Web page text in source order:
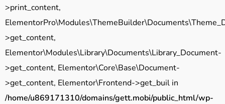
>print_content,
>get_content,
Elementor\Modules\Library\Documents\Library_Document-
>get_content, Elementor\Core\Base\Document-
>get_content, Elementor\Frontend->get_buil in
/home/u869171310/domains/gett.mobi/public_html/wp-